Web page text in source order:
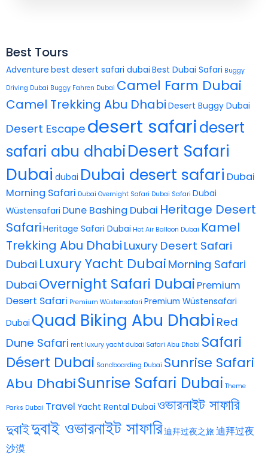
Best Tours
Adventure best desert safari dubai Best Dubai Safari Buggy
Driving Dubai Buggy Fahren Dubai Camel Farm Dubai
Camel Trekking Abu Dhabi Desert Buggy Dubai
Desert Escape desert safaridesert
safari abu dhabiDesert Safari
Dubai dubai Dubai desert safari Dubai
Morning Safari Dubai Overnight Safari Dubai Safari Dubai
Wüstensafari Dune Bashing Dubai Heritage Desert
Safari Heritage Safari Dubai Hot Air Balloon Dubai Kamel
Trekking Abu Dhabi Luxury Desert Safari
Dubai Luxury Yacht Dubai Morning Safari
Dubai Overnight Safari Dubai Premium
Desert Safari Premium Wüstensafari Premium Wüstensafari
Dubai Quad Biking Abu Dhabi Red
Dune Safari rent luxury yacht dubai Safari Abu Dhabi Safari
Désert Dubai Sandboarding Dubai Sunrise Safari
Abu DhabiSunrise Safari Dubai Theme
Parks Dubai Travel Yacht Rental Dubai ওভারনাইট সাফারি
দুবাইদুবাই ওভারনাইট সাফারি迪拜过夜之旅迪拜过夜
沙漠